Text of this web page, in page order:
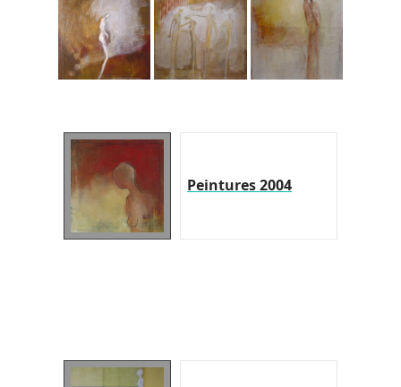
Peintures 2004